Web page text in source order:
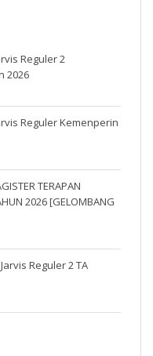
Reguler 2
2026
Reguler Kemenperin
TERAPAN
2026 [GELOMBANG
Reguler 2 TA